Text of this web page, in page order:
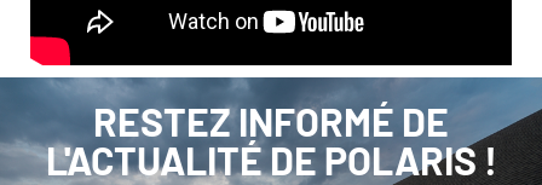
RESTEZ INFORMÉ DE
L'ACTUALITÉ DE POLARIS !